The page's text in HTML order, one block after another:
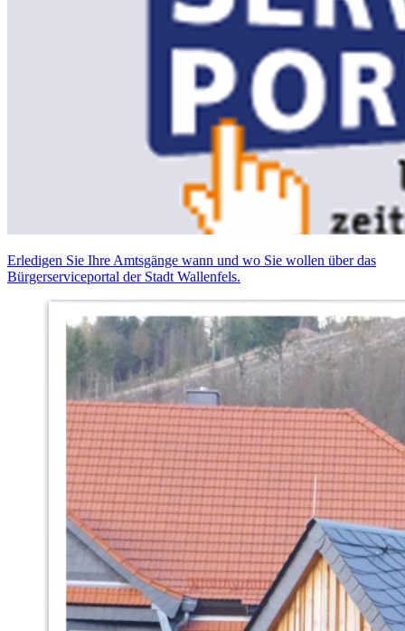
Erledigen Sie Ihre Amtsgänge wann und wo Sie wollen über das
Bürgerserviceportal der Stadt Wallenfels.